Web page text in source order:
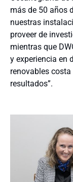
más de 50 años
nuestras
proveer de
mientras que
y experiencia en
renovables
resultados”.